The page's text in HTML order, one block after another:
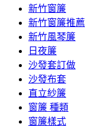
新竹窗簾
新竹窗簾推薦
新竹風琴簾
日夜簾
沙發套訂做
沙發布套
直立紗簾
窗簾 種類
窗簾樣式